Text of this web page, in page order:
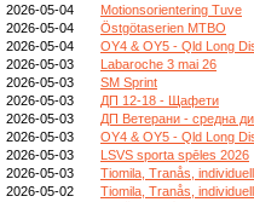
2026-05-04
Motionsorientering Tuve
2026-05-04
Östgötaserien MTBO
2026-05-04
OY4 & OY5 - Qld Long
2026-05-03
Labaroche 3 mai 26
2026-05-03
SM Sprint
2026-05-03
ДП 12-18 - Щафети
2026-05-03
ДП Ветерани - средна
2026-05-03
OY4 & OY5 - Qld Long
2026-05-03
LSVS sporta spēles 2026
2026-05-03
Tiomila, Tranås,
2026-05-02
Tiomila, Tranås,